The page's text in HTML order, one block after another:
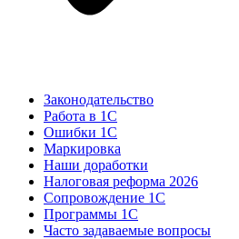
Законодательство
Работа в 1С
Ошибки 1С
Маркировка
Наши доработки
Налоговая реформа 2026
Сопровождение 1С
Программы 1С
Часто задаваемые вопросы